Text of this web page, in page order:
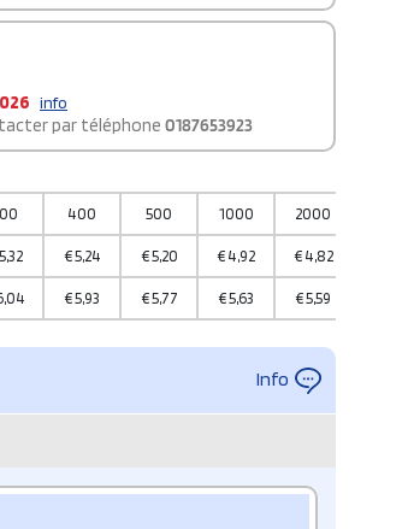
info
par téléphone 0187653923
400 500 1000 2000
5,32 €5,24 €5,20 € 4,92 € 4,82
€5,93 €5,77 €5,63 €5,59
Info